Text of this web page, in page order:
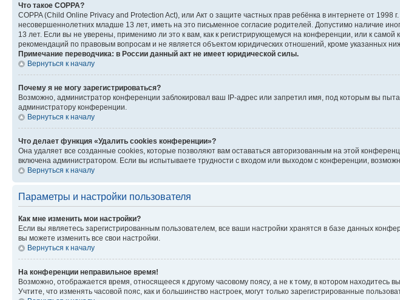
Что такое COPPA?
COPPA (Child Online Privacy and Protection Act), или Акт о защите частных прав ребёнка в интернете от
несовершеннолетних младше 13 лет, иметь на это письменное согласие родителей. Допустимо наличие
13 лет. Если вы не уверены, применимо ли это к вам, как к регистрирующемуся на конференции, или к
рекомендаций по правовым вопросам и не является объектом юридических отношений, кроме указанных
Примечание переводчика: в России данный акт не имеет юридической силы.
Вернуться к началу
Почему я не могу зарегистрироваться?
Возможно, администратор конференции заблокировал ваш IP-адрес или запретил имя, под которым вы
администратору конференции.
Вернуться к началу
Что делает функция «Удалить cookies конференции»?
Она удаляет все созданные cookies, которые позволяют вам оставаться авторизованным на этой
включена администратором. Если вы испытываете трудности с входом или выходом с конференции,
Вернуться к началу
Параметры и настройки пользователя
Как мне изменить мои настройки?
Если вы являетесь зарегистрированным пользователем, все ваши настройки хранятся в базе данных
вы можете изменить все свои настройки.
Вернуться к началу
На конференции неправильное время!
Возможно, отображается время, относящееся к другому часовому поясу, а не к тому, в котором находитесь
Учтите, что изменять часовой пояс, как и большинство настроек, могут только зарегистрированные